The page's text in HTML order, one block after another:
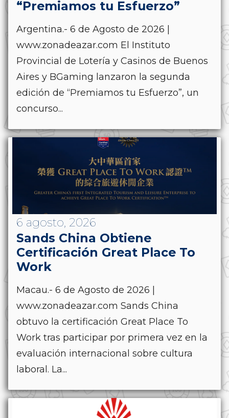
“Premiamos tu Esfuerzo”
Argentina.- 6 de Agosto de 2026 |
www.zonadeazar.com El Instituto
Provincial de Lotería y Casinos de Buenos
Aires y BGaming lanzaron la segunda
edición de “Premiamos tu Esfuerzo”, un
concurso...
6 agosto, 2026
Sands China Obtiene
Certificación Great Place To
Work
Macau.- 6 de Agosto de 2026 |
www.zonadeazar.com Sands China
obtuvo la certificación Great Place To
Work tras participar por primera vez en la
evaluación internacional sobre cultura
laboral. La...